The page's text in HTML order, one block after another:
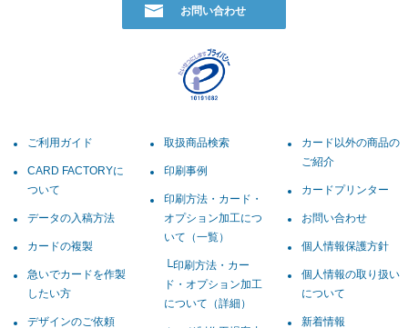
お問い合わせ
ご利用ガイド
CARD FACTORYに
ついて
データの入稿方法
カードの複製
急いでカードを作製
したい方
デザインのご依頼
取扱商品検索
印刷事例
印刷方法・カード・
オプション加工につ
いて（一覧）
印刷方法・カー
ド・オプション加工
について（詳細）
カード以外の商品の
ご紹介
カードプリンター
お問い合わせ
個人情報保護方針
個人情報の取り扱い
について
新着情報